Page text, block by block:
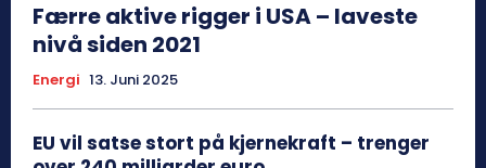
Færre aktive rigger i USA – laveste
nivå siden 2021
Energi 13. Juni 2025
EU vil satse stort på kjernekraft – trenger